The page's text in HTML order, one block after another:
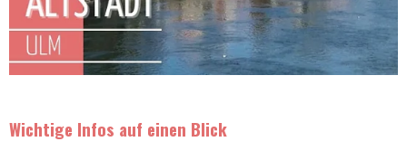
Wichtige Infos auf einen Blick